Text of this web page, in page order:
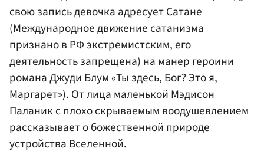
свою запись девочка адресует Сатане
(Международное движение сатанизма
признано в РФ экстремистским, его
деятельность запрещена) на манер героини
романа Джуди Блум «Ты здесь, Бог? Это я,
Маргарет»). От лица маленькой Мэдисон
Паланик с плохо скрываемым воодушевлением
рассказывает о божественной природе
устройства Вселенной.